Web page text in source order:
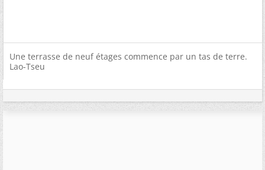
Une terrasse de neuf étages commence par un tas de terre.
Lao-Tseu